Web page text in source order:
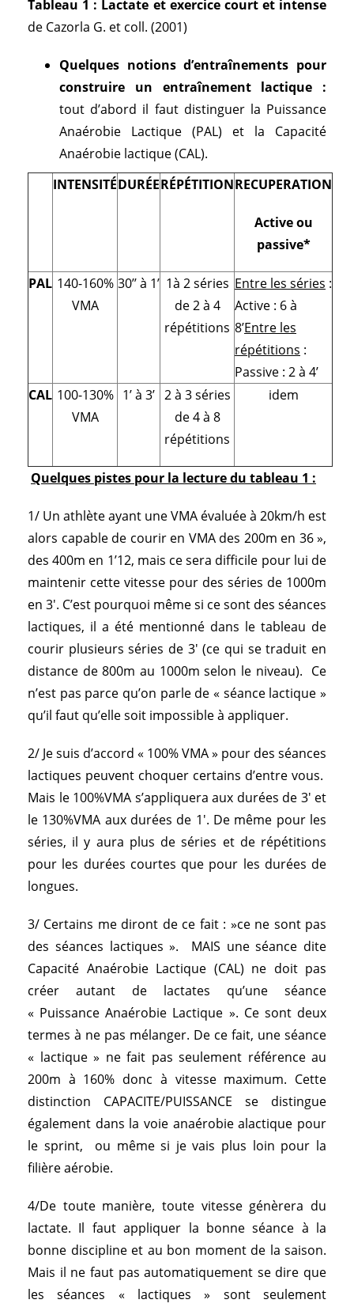
Tableau 1 : Lactate et exercice court et intense
de Cazorla G. et coll. (2001)
Quelques notions d’entraînements pour
construire un entraînement lactique :
tout d’abord il faut distinguer la Puissance
Anaérobie Lactique (PAL) et la Capacité
Anaérobie lactique (CAL).
INTENSITÉDURÉERÉPÉTITIONRECUPERATION
Active ou
passive*
PAL 140-160%
VMA
30’’ à 1’ 1à 2 séries
de 2 à 4
répétitions
Entre les séries :
Active : 6 à
8’Entre les
répétitions :
Passive : 2 à 4’
CAL 100-130%
VMA
1’ à 3’ 2 à 3 séries
de 4 à 8
répétitions
idem
Quelques pistes pour la lecture du tableau 1 :
1/ Un athlète ayant une VMA évaluée à 20km/h est
alors capable de courir en VMA des 200m en 36 »,
des 400m en 1’12, mais ce sera difficile pour lui de
maintenir cette vitesse pour des séries de 1000m
en 3′. C’est pourquoi même si ce sont des séances
lactiques, il a été mentionné dans le tableau de
courir plusieurs séries de 3′ (ce qui se traduit en
distance de 800m au 1000m selon le niveau). Ce
n’est pas parce qu’on parle de « séance lactique »
qu’il faut qu’elle soit impossible à appliquer.
2/ Je suis d’accord « 100% VMA » pour des séances
lactiques peuvent choquer certains d’entre vous.
Mais le 100%VMA s’appliquera aux durées de 3′ et
le 130%VMA aux durées de 1′. De même pour les
séries, il y aura plus de séries et de répétitions
pour les durées courtes que pour les durées de
longues.
3/ Certains me diront de ce fait : »ce ne sont pas
des séances lactiques ». MAIS une séance dite
Capacité Anaérobie Lactique (CAL) ne doit pas
créer autant de lactates qu’une séance
« Puissance Anaérobie Lactique ». Ce sont deux
termes à ne pas mélanger. De ce fait, une séance
« lactique » ne fait pas seulement référence au
200m à 160% donc à vitesse maximum. Cette
distinction CAPACITE/PUISSANCE se distingue
également dans la voie anaérobie alactique pour
le sprint, ou même si je vais plus loin pour la
filière aérobie.
4/De toute manière, toute vitesse génèrera du
lactate. Il faut appliquer la bonne séance à la
bonne discipline et au bon moment de la saison.
Mais il ne faut pas automatiquement se dire que
les séances « lactiques » sont seulement